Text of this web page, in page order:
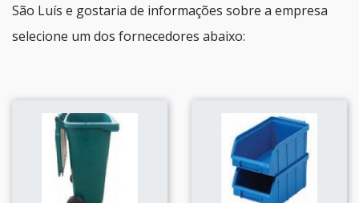
São Luís e gostaria de informações sobre a empresa
selecione um dos fornecedores abaixo: